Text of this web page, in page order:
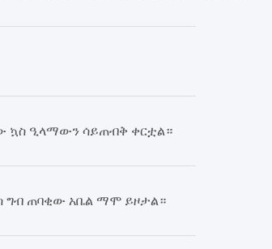
ኳስ ዒላማውን ሳይጠብቅ ቀርቷል።
ግብ ጠባቂው አቤል ማሞ ይዞታል።